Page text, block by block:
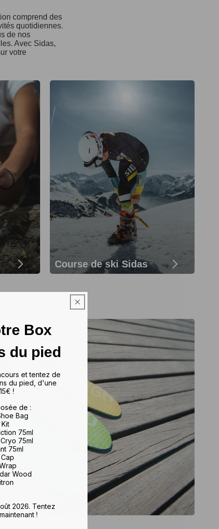
comprend des
quotidiennes.
de nos
Avec Sidas,
votre
Course de ski Sidas
Box
du pied
et tentez de
du pied, d'une
!
de :
Bag
75ml
75ml
75ml
Wood
2026. Tentez
!